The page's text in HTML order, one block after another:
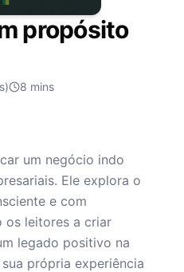
propósito
8 mins
um negócio indo
Ele explora o
e com
os leitores a criar
legado positivo na
própria experiência